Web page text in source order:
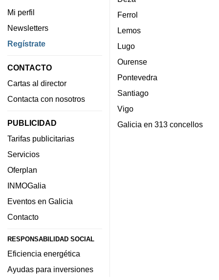
Mi perfil
Newsletters
Regístrate
CONTACTO
Cartas al director
Contacta con nosotros
PUBLICIDAD
Tarifas publicitarias
Servicios
Oferplan
INMOGalia
Eventos en Galicia
Contacto
RESPONSABILIDAD SOCIAL
Eficiencia energética
Ayudas para inversiones
Ferrol
Lemos
Lugo
Ourense
Pontevedra
Santiago
Vigo
Galicia en 313 concellos